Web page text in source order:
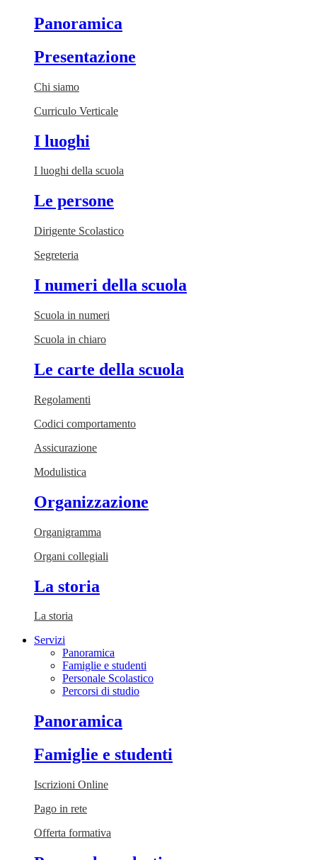
Panoramica
Presentazione
Chi siamo
Curriculo Verticale
I luoghi
I luoghi della scuola
Le persone
Dirigente Scolastico
Segreteria
I numeri della scuola
Scuola in numeri
Scuola in chiaro
Le carte della scuola
Regolamenti
Codici comportamento
Assicurazione
Modulistica
Organizzazione
Organigramma
Organi collegiali
La storia
La storia
Servizi
Panoramica
Famiglie e studenti
Personale Scolastico
Percorsi di studio
Panoramica
Famiglie e studenti
Iscrizioni Online
Pago in rete
Offerta formativa